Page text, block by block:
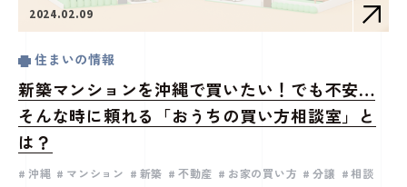
2024.02.09
住まいの情報
新築マンションを沖縄で買いたい！でも不安…
そんな時に頼れる「おうちの買い方相談室」と
は？
沖縄 マンション 新築 不動産 お家の買い方 分譲 相談